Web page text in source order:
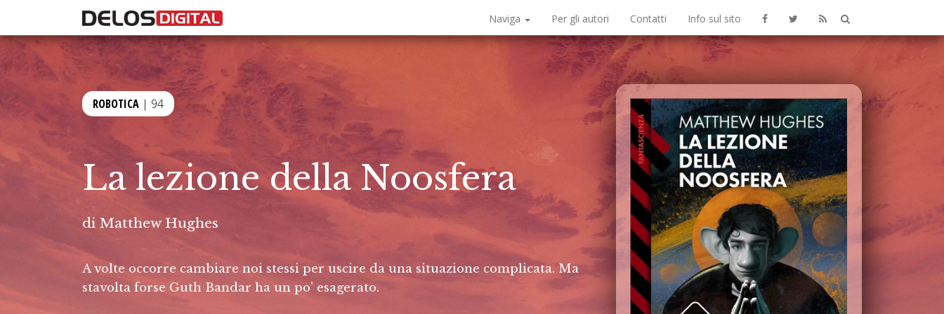
Naviga Per gli autori Contatti Info sul sito
ROBOTICA | 94
La lezione della Noosfera
di Matthew Hughes
A volte occorre cambiare noi stessi per uscire da una situazione complicata. Ma
stavolta forse Guth Bandar ha un po' esagerato.